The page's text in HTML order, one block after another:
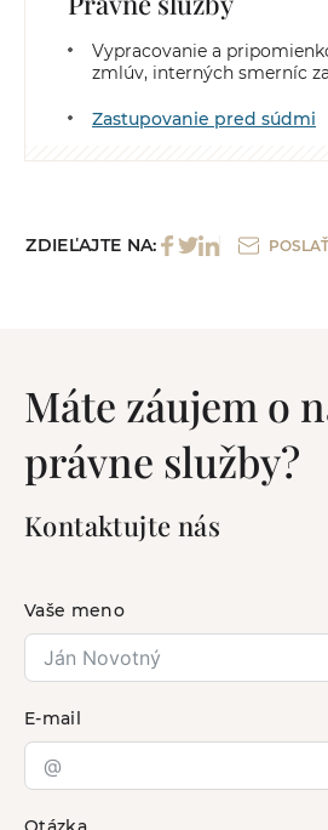
Vypracovanie a
zmlúv, interných smerníc
Zastupovanie pred súdmi
ZDIEĽAJTE NA:
Máte záujem o
právne služby?
Kontaktujte nás
Vaše meno
E-mail